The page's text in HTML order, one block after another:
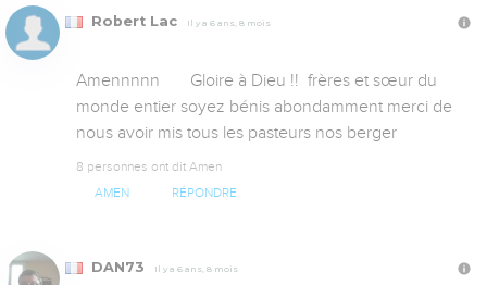
Robert Lac Il y a 6 ans, 8 mois
Amennnnn       Gloire à Dieu !!  frères et sœur du
monde entier soyez bénis abondamment merci de
nous avoir mis tous les pasteurs nos berger
8 personnes ont dit Amen
AMEN RÉPONDRE
DAN73 Il y a 6 ans, 8 mois